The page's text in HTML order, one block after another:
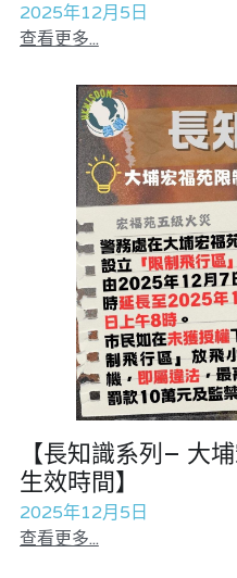
2025年12月5日
查看更多...
【長知識系列– 大
生效時間】
2025年12月5日
查看更多...